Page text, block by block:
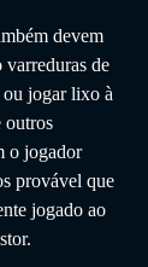
devem
varreduras de
ou jogar lixo à
outros
o jogador
provável que
jogado ao